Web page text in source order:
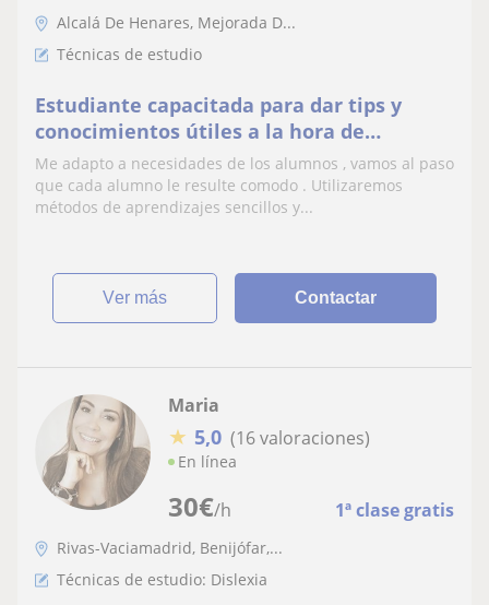
Alcalá De Henares, Mejorada D...
Técnicas de estudio
Estudiante capacitada para dar tips y
conocimientos útiles a la hora de
aprender
Me adapto a necesidades de los alumnos , vamos al paso
que cada alumno le resulte comodo . Utilizaremos
métodos de aprendizajes sencillos y...
ver más Contactar
30€/h 1ª clase gratis
Maria
★ 5,0 (16 valoraciones)
En línea
Rivas-Vaciamadrid, Benijófar,...
Técnicas de estudio: Dislexia